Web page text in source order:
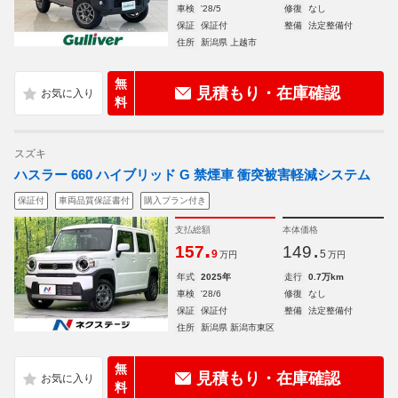
車検 '28/5 修復
なし
保証
保証付 整備
法定整備付
住所
新潟県 上越市
無
料
見積もり・在庫確認
スズキ
ハスラー 660 ハイブリッド G 禁煙車 衝突被害軽減システム
保証付 車両品質保証書付 購入プラン付き
支払総額
157.9 万円
本体価格
149. 5 万円
年式 2025年 走行
0.7万km
車検
'28/6 修復
なし
保証
保証付 整備
法定整備付
住所
新潟県 新潟市東区
無
料
見積もり・在庫確認